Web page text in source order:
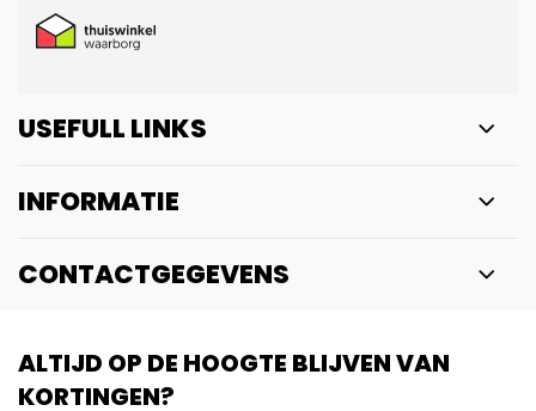
USEFULL LINKS
INFORMATIE
CONTACTGEGEVENS
ALTIJD OP DE HOOGTE BLIJVEN VAN
KORTINGEN?